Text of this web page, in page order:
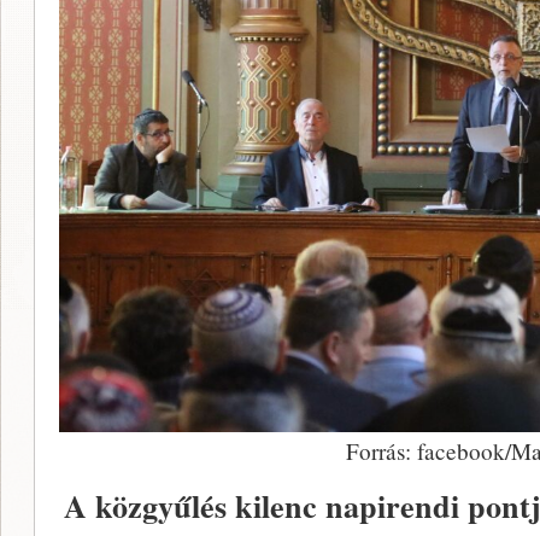
Forrás: facebook/
A közgyűlés kilenc napirendi